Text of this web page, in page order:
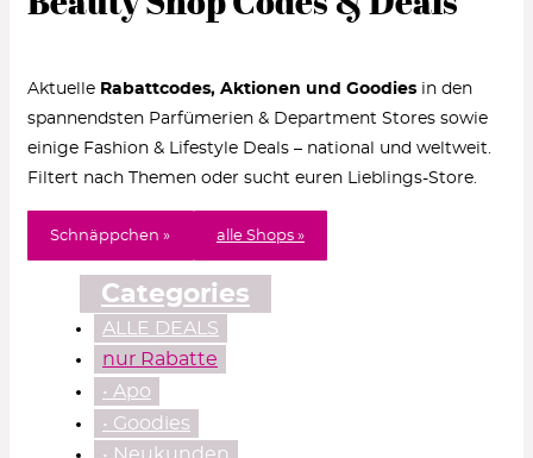
Aktuelle Rabattcodes, Aktionen und Goodies in den
spannendsten Parfümerien & Department Stores sowie
einige Fashion & Lifestyle Deals – national und weltweit.
Filtert nach Themen oder sucht euren Lieblings-Store.
Schnäppchen » alle Shops »
Categories
ALLE DEALS
nur Rabatte
• Apo
• Goodies